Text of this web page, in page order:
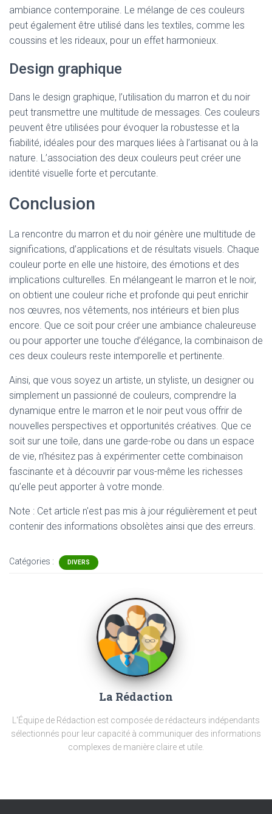
ambiance contemporaine. Le mélange de ces couleurs
peut également être utilisé dans les textiles, comme les
coussins et les rideaux, pour un effet harmonieux.
Design graphique
Dans le design graphique, l’utilisation du marron et du noir
peut transmettre une multitude de messages. Ces couleurs
peuvent être utilisées pour évoquer la robustesse et la
fiabilité, idéales pour des marques liées à l’artisanat ou à la
nature. L’association des deux couleurs peut créer une
identité visuelle forte et percutante.
Conclusion
La rencontre du marron et du noir génère une multitude de
significations, d’applications et de résultats visuels. Chaque
couleur porte en elle une histoire, des émotions et des
implications culturelles. En mélangeant le marron et le noir,
on obtient une couleur riche et profonde qui peut enrichir
nos œuvres, nos vêtements, nos intérieurs et bien plus
encore. Que ce soit pour créer une ambiance chaleureuse
ou pour apporter une touche d’élégance, la combinaison de
ces deux couleurs reste intemporelle et pertinente.
Ainsi, que vous soyez un artiste, un styliste, un designer ou
simplement un passionné de couleurs, comprendre la
dynamique entre le marron et le noir peut vous offrir de
nouvelles perspectives et opportunités créatives. Que ce
soit sur une toile, dans une garde-robe ou dans un espace
de vie, n’hésitez pas à expérimenter cette combinaison
fascinante et à découvrir par vous-même les richesses
qu’elle peut apporter à votre monde.
Note : Cet article n'est pas mis à jour régulièrement et peut
contenir des informations obsolètes ainsi que des erreurs.
Catégories : DIVERS
La Rédaction
L'Équipe de Rédaction est composée de rédacteurs indépendants
sélectionnés pour leur capacité à communiquer des informations
complexes de manière claire et utile.